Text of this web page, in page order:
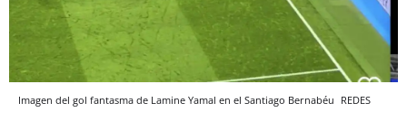
Imagen del gol fantasma de Lamine Yamal en el Santiago Bernabéu REDES